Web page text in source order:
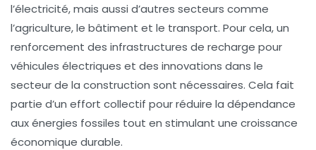
l’électricité, mais aussi d’autres secteurs comme
l’agriculture, le bâtiment et le transport. Pour cela, un
renforcement des infrastructures de recharge pour
véhicules électriques et des innovations dans le
secteur de la construction sont nécessaires. Cela fait
partie d’un effort collectif pour réduire la dépendance
aux énergies fossiles tout en stimulant une croissance
économique durable.